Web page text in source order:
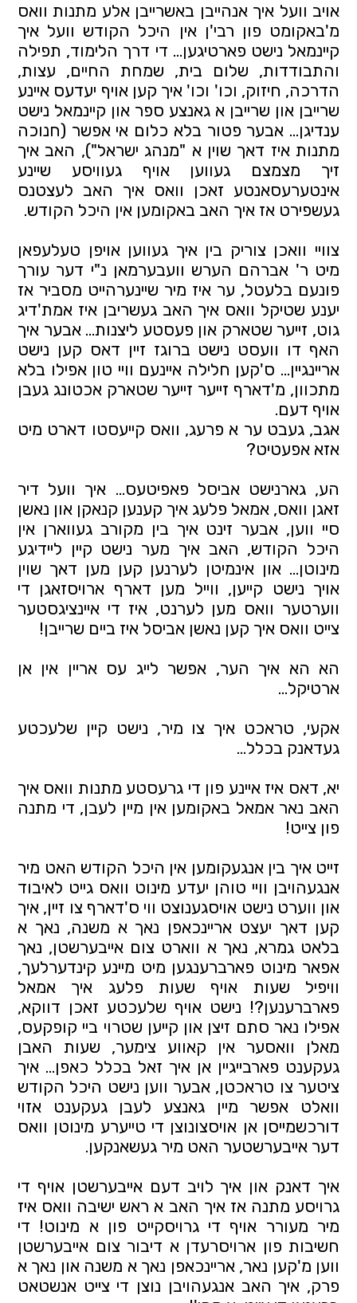
אויב וועל איך אנהייבן באשרייבן אלע מתנות וואס
מ'באקומט פון רבי'ן אין היכל הקודש וועל איך
קיינמאל נישט פארטיגען... די דרך הלימוד, תפילה
והתבודדות, שלום בית, שמחת החיים, עצות,
הדרכה, חיזוק, וכו' וכו' איך קען אויף יעדעס איינע
שרייבן און שרייבן א גאנצע ספר און קיינמאל נישט
ענדיגן... אבער פטור בלא כלום אי אפשר (חנוכה
מתנות איז דאך שוין א "מנהג ישראל"), האב איך
זיך מצמצם געווען אויף געוויסע שיינע
אינטערעסאנטע זאכן וואס איך האב לעצטנס
געשפירט אז איך האב באקומען אין היכל הקודש.
צוויי וואכן צוריק בין איך געווען אויפן טעלעפאן
מיט ר' אברהם הערש וועבערמאן נ"י דער עורך
פונעם בלעטל, ער איז מיר שיינערהייט מסביר אז
יענע שטיקל וואס איך האב געשריבן איז אמת'דיג
גוט, זייער שטארק און פעסטע ליצנות… אבער איך
האף דו וועסט נישט ברוגז זיין דאס קען נישט
אריינגיין… ס'קען חלילה איינעם וויי טון אפילו בלא
מתכוון, מ'דארף זייער זייער שטארק אכטונג געבן
אויף דעם.
אגב, געבט ער א פרעג, וואס קייעסטו דארט מיט
אזא אפעטיט?
הע, גארנישט אביסל פאפיטעס… איך וועל דיר
זאגן וואס, אמאל פלעג איך קענען קנאקן און נאשן
סיי ווען, אבער זינט איך בין מקורב געווארן אין
היכל הקודש, האב איך מער נישט קיין ליידיגע
מינוטן... און אינמיטן לערנען קען מען דאך שוין
אויך נישט קייען, ווייל מען דארף ארויסזאגן די
ווערטער וואס מען לערנט, איז די איינציגסטער
צייט וואס איך קען נאשן אביסל איז ביים שרייבן!
הא הא איך הער, אפשר לייג עס אריין אין אן
ארטיקל...
אקעי, טראכט איך צו מיר, נישט קיין שלעכטע
געדאנק בכלל...
יא, דאס איז איינע פון די גרעסטע מתנות וואס איך
האב נאר אמאל באקומען אין מיין לעבן, די מתנה
פון צייט!
זייט איך בין אנגעקומען אין היכל הקודש האט מיר
אנגעהויבן וויי טוהן יעדע מינוט וואס גייט לאיבוד
און ווערט נישט אויסגענוצט ווי ס'דארף צו זיין, איך
קען דאך יעצט אריינכאפן נאך א משנה, נאך א
בלאט גמרא, נאך א ווארט צום אייבערשטן, נאך
אפאר מינוט פארברענגען מיט מיינע קינדערלעך,
וויפיל שעות אויף שעות פלעג איך אמאל
פארברענען?! נישט אויף שלעכטע זאכן דווקא,
אפילו נאר סתם זיצן און קייען שטרוי ביי קופקעס,
מאלן וואסער אין קאווע צימער, שעות האבן
געקענט פארבייגיין אן איך זאל בכלל כאפן… איך
ציטער צו טראכטן, אבער ווען נישט היכל הקודש
וואלט אפשר מיין גאנצע לעבן געקענט אזוי
דורכשמייסן אן אויסצונוצן די טייערע מינוטן וואס
דער אייבערשטער האט מיר געשאנקען.
איך דאנק און איך לויב דעם אייבערשטן אויף די
גרויסע מתנה אז איך האב א ראש ישיבה וואס איז
מיר מעורר אויף די גרויסקייט פון א מינוט! די
חשיבות פון ארויסרעדן א דיבור צום אייבערשטן
ווען מ'קען נאר, אריינכאפן נאך א משנה און נאך א
פרק, איך האב אנגעהויבן נוצן די צייט אנשטאט